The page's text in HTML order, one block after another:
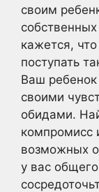
своим
кажется,
поступать
Ваш
своими
обидами.
компромисс
возможных
у вас